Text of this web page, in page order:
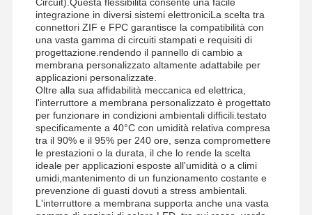
integrazione in diversi sistemi elettroniciLa scelta tra
connettori ZIF e FPC garantisce la compatibilità con
una vasta gamma di circuiti stampati e requisiti di
progettazione.rendendo il pannello di cambio a
membrana personalizzato altamente adattabile per
applicazioni personalizzate.
Oltre alla sua affidabilità meccanica ed elettrica,
l'interruttore a membrana personalizzato è progettato
per funzionare in condizioni ambientali difficili.testato
specificamente a 40°C con umidità relativa compresa
tra il 90% e il 95% per 240 ore, senza compromettere
le prestazioni o la durata, il che lo rende la scelta
ideale per applicazioni esposte all'umidità o a climi
umidi,mantenimento di un funzionamento costante e
prevenzione di guasti dovuti a stress ambientali.
L'interruttore a membrana supporta anche una vasta